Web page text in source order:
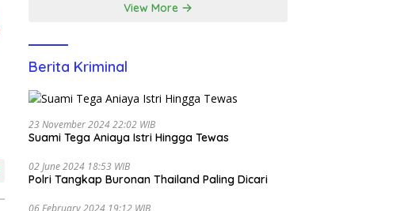
View More
Berita Kriminal
23 November 2024 22:02 WIB
Suami Tega Aniaya Istri Hingga Tewas
02 June 2024 18:53 WIB
Polri Tangkap Buronan Thailand Paling Dicari
06 February 2024 19:12 WIB